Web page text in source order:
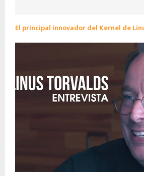
El principal innovador del Kernel de